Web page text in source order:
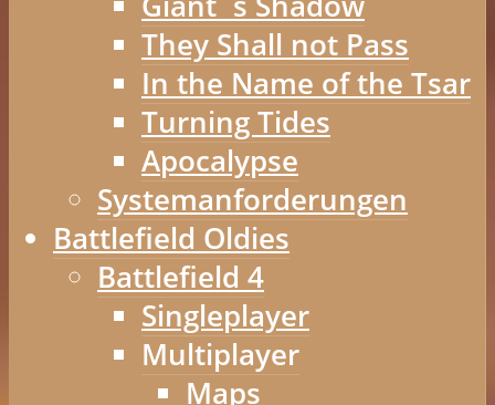
They Shall not Pass
In the Name of the Tsar
Turning Tides
Apocalypse
Systemanforderungen
Battlefield Oldies
Battlefield 4
Singleplayer
Multiplayer
Maps